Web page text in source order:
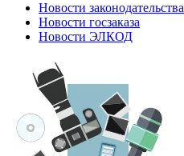
Новости законодательства
Новости госзаказа
Новости ЭЛКОД